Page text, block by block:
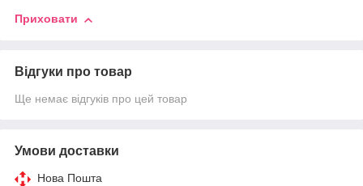
Приховати
Відгуки про товар
Ще немає відгуків про цей товар
Умови доставки
Нова Пошта